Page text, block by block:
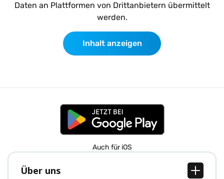
Daten an Plattformen von Drittanbietern übermittelt
werden.
Inhalt anzeigen
Auch für iOS
Über uns